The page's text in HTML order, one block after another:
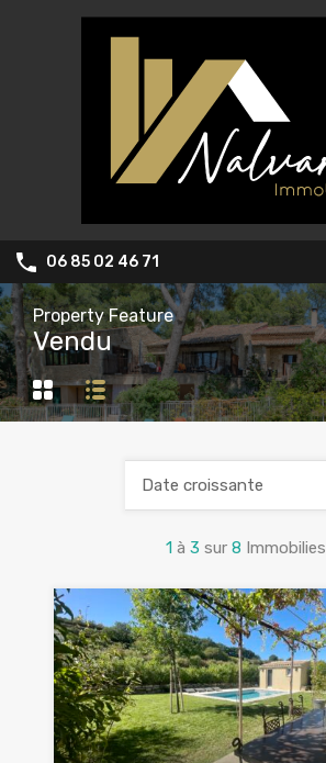
06 85 02 46 71
Property Feature
Vendu
1 à 3 sur 8 Immobilies
Date croissante